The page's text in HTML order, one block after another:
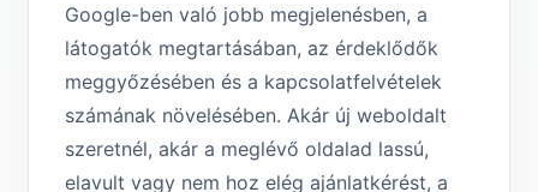
Google-ben való jobb megjelenésben, a
látogatók megtartásában, az érdeklődők
meggyőzésében és a kapcsolatfelvételek
számának növelésében. Akár új weboldalt
szeretnél, akár a meglévő oldalad lassú,
elavult vagy nem hoz elég ajánlatkérést, a